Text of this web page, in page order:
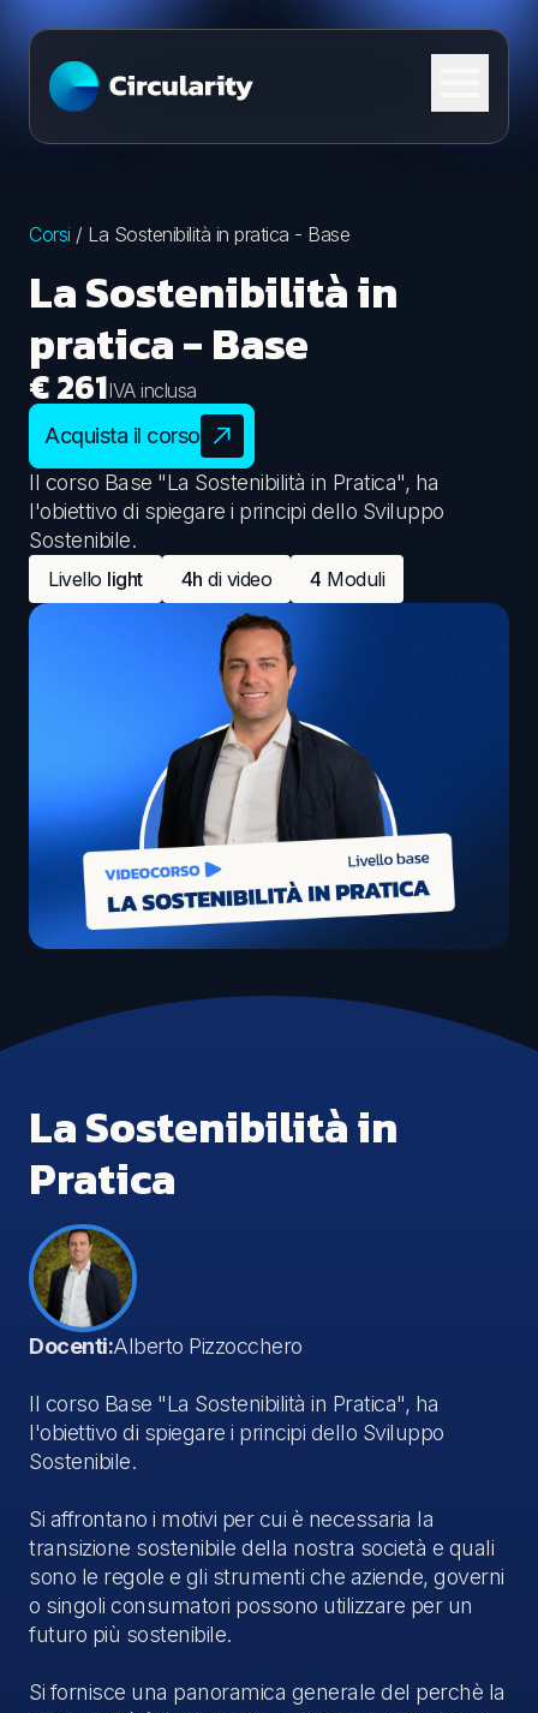
Skip to content
Corsi / La Sostenibilità in pratica - Base
La Sostenibilità in
pratica - Base
€ 261IVA inclusa
Il corso Base "La Sostenibilità in Pratica", ha
l'obiettivo di spiegare i principi dello Sviluppo
Sostenibile.
Livello light 4h di video 4 Moduli
Acquista il corso
La Sostenibilità in
Pratica
Docenti:Alberto Pizzocchero
Il corso Base "La Sostenibilità in Pratica", ha
l'obiettivo di spiegare i principi dello Sviluppo
Sostenibile.
Si affrontano i motivi per cui è necessaria la
transizione sostenibile della nostra società e quali
sono le regole e gli strumenti che aziende, governi
o singoli consumatori possono utilizzare per un
futuro più sostenibile.
Si fornisce una panoramica generale del perchè la